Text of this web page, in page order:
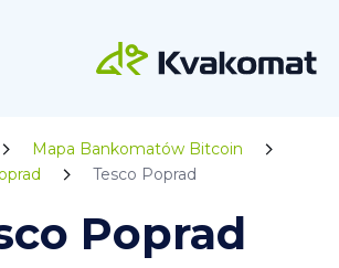
Mapa Bankomatów Bitcoin
Tesco Poprad
Poprad